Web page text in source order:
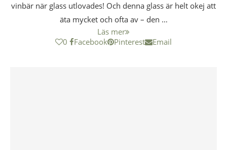
vinbär när glass utlovades! Och denna glass är helt okej att
äta mycket och ofta av – den …
Läs mer
0
Facebook Pinterest Email